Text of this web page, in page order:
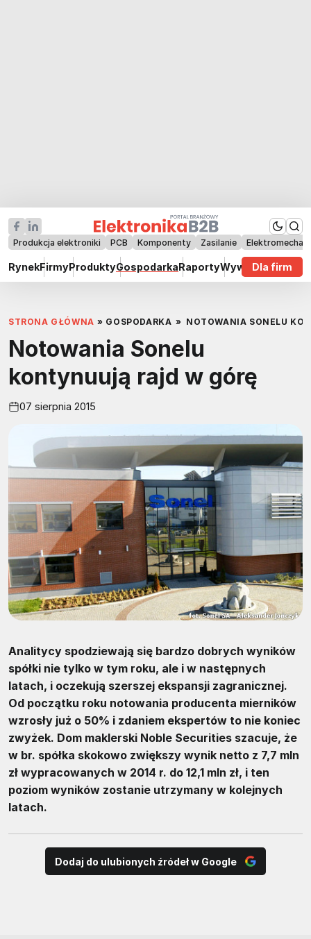
Produkcja elektroniki PCB Komponenty Zasilanie
RynekFirmyProduktyGospodarkaRaportyWywiadyDla firm
STRONA GŁÓWNA » GOSPODARKA » NOTOWANIA SONELU
Notowania Sonelu
kontynuują rajd w górę
07 sierpnia 2015
Analitycy spodziewają się bardzo dobrych wyników
spółki nie tylko w tym roku, ale i w następnych
latach, i oczekują szerszej ekspansji zagranicznej.
Od początku roku notowania producenta mierników
wzrosły już o 50% i zdaniem ekspertów to nie koniec
zwyżek. Dom maklerski Noble Securities szacuje, że
w br. spółka skokowo zwiększy wynik netto z 7,7 mln
zł wypracowanych w 2014 r. do 12,1 mln zł, i ten
poziom wyników zostanie utrzymany w kolejnych
latach.
Dodaj do ulubionych źródeł w Google